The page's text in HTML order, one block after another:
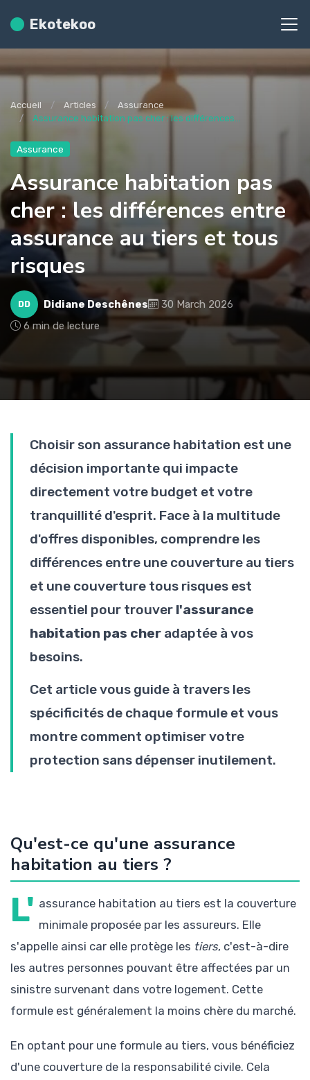
Ekotekoo
Accueil Articles
Assurance
Assurance habitation pas cher : les différences...
Assurance
Assurance habitation pas
cher : les différences entre
assurance au tiers et tous
risques
DD Didiane Deschênes
30 March 2026
6 min de lecture
Choisir son assurance habitation est une
décision importante qui impacte
directement votre budget et votre
tranquillité d'esprit. Face à la multitude
d'offres disponibles, comprendre les
différences entre une couverture au tiers
et une couverture tous risques est
essentiel pour trouver l'assurance
habitation pas cher adaptée à vos
besoins.
Cet article vous guide à travers les
spécificités de chaque formule et vous
montre comment optimiser votre
protection sans dépenser inutilement.
Qu'est-ce qu'une assurance
habitation au tiers ?
L' assurance habitation au tiers est la couverture
minimale proposée par les assureurs. Elle
s'appelle ainsi car elle protège les tiers, c'est-à-dire
les autres personnes pouvant être affectées par un
sinistre survenant dans votre logement. Cette
formule est généralement la moins chère du marché.
En optant pour une formule au tiers, vous bénéficiez
d'une couverture de la responsabilité civile. Cela